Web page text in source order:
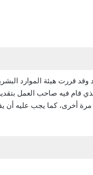
قررت هيئة الموارد
20 يوم من بداية الوقت الذي قام
أخرى، كما يجب عليه أن